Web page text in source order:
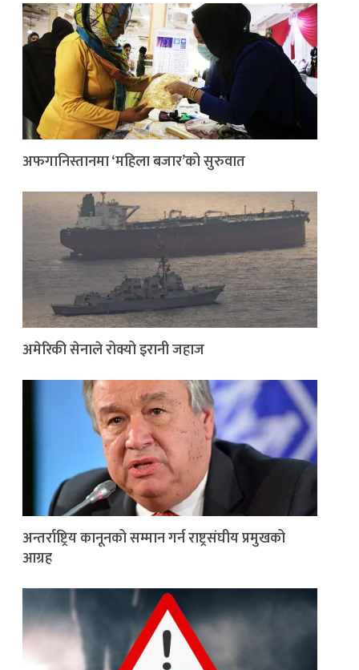
अफगानिस्तानमा ‘महिला बजार’को सुरुवात
अमेरिकी सेनाले रोक्यो इरानी जहाज
अन्तर्राष्ट्रिय कानूनको सम्मान गर्न राष्ट्रसंघीय प्रमुखको
आग्रह